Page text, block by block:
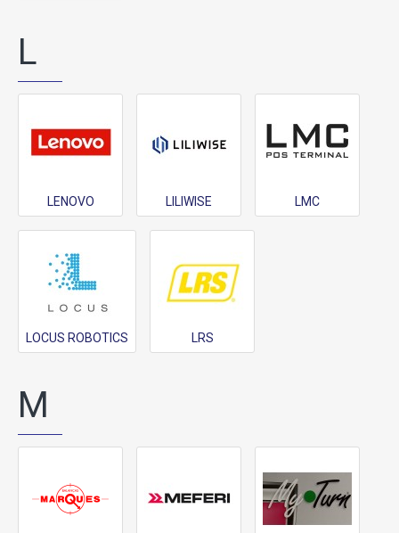
L
LENOVO LILIWISE LMC
LOCUS ROBOTICS LRS
M